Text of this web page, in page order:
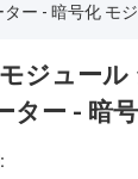
ー - 暗号化 モ
ジュール
ター - 暗